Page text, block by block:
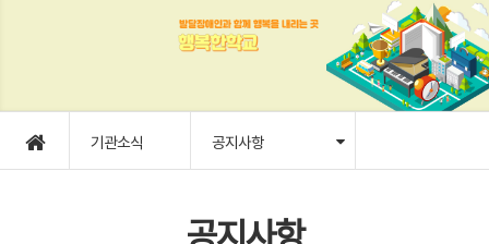
기관소식 공지사항